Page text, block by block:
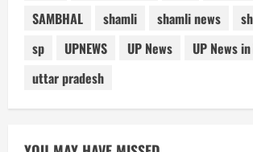
SAMBHAL
shamli shamli news
sp
UPNEWS UP News
UP News
uttar pradesh